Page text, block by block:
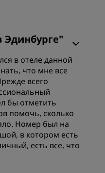
"
в отеле данной
что мне все
всего
бы отметить
помочь, сколько
Номер был на
в котором есть
есть все, что